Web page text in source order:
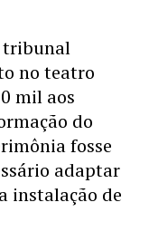
tribunal
no teatro
mil aos
do
fosse
adaptar
instalação de